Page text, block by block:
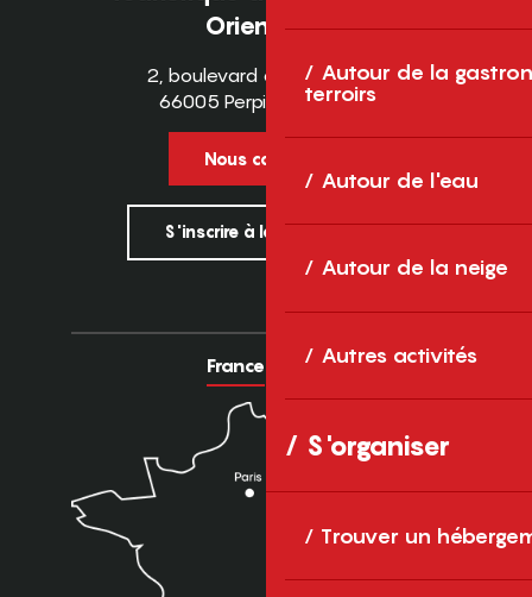
Autour de la
terroirs
Autour de l'eau
Autour de la neige
Autres activités
S'organiser
Trouver un
Orientales
2, boulevard des Pyrénées
66005 Perpignan Cedex
Nous contacter
S'inscrire à la newsletter
France Europe